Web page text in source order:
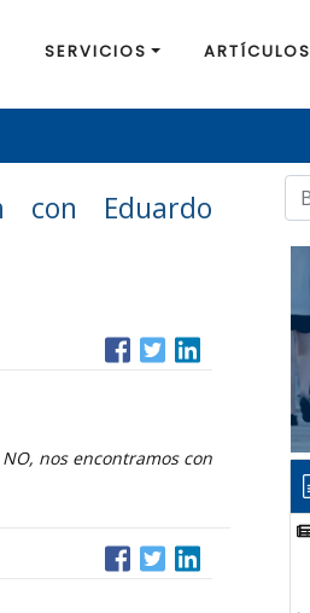
SERVICIOS ARTÍCULOS
con Eduardo
nos encontramos con